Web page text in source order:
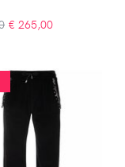
€ 265,00